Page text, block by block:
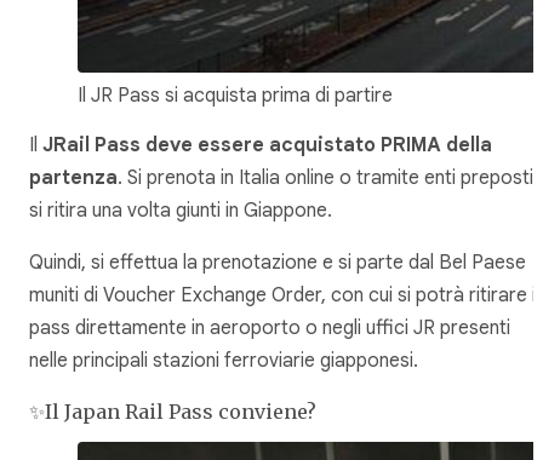
Il JR Pass si acquista prima di partire
Il JRail Pass deve essere acquistato PRIMA della
partenza. Si prenota in Italia online o tramite enti preposti
si ritira una volta giunti in Giappone.
Quindi, si effettua la prenotazione e si parte dal Bel Paese
muniti di Voucher Exchange Order, con cui si potrà ritirare il
pass direttamente in aeroporto o negli uffici JR presenti
nelle principali stazioni ferroviarie giapponesi.
✨Il Japan Rail Pass conviene?